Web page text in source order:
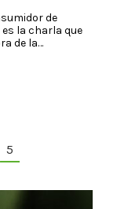
de
la charla que
de la…
5